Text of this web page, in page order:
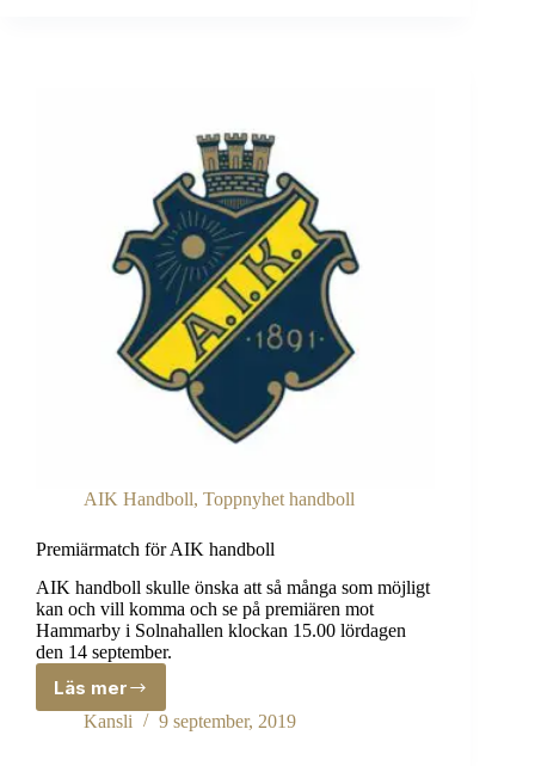
AIK Handboll, Toppnyhet handboll
Premiärmatch för AIK handboll
AIK handboll skulle önska att så många som möjligt
kan och vill komma och se på premiären mot
Hammarby i Solnahallen klockan 15.00 lördagen
den 14 september.
Läs merPremiärmatch
för
Kansli 9 september, 2019